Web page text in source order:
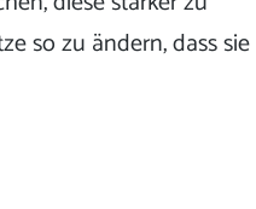
so zu ändern, dass sie